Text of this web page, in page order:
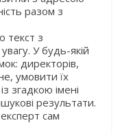
разом з
текст з
У будь-якій
директорів,
умовити їх
згадкою імені
результати.
сам